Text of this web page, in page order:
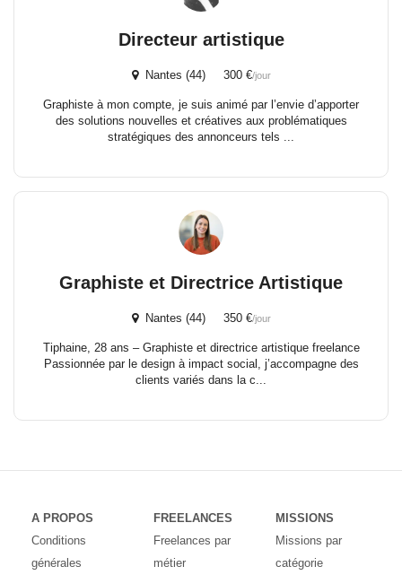
Directeur artistique
Nantes (44) 300 €/jour
Graphiste à mon compte, je suis animé par l’envie d’apporter
des solutions nouvelles et créatives aux problématiques
stratégiques des annonceurs tels ...
Graphiste et Directrice Artistique
Nantes (44) 350 €/jour
Tiphaine, 28 ans – Graphiste et directrice artistique freelance
Passionnée par le design à impact social, j’accompagne des
clients variés dans la c...
A PROPOS
Conditions
générales
FREELANCES
Freelances par
métier
MISSIONS
Missions par
catégorie